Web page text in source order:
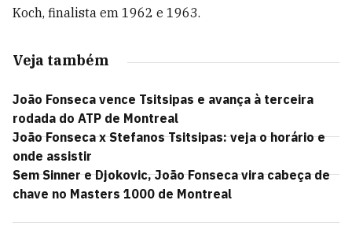
Koch, finalista em 1962 e 1963.
Veja também
João Fonseca vence Tsitsipas e avança à terceira
rodada do ATP de Montreal
João Fonseca x Stefanos Tsitsipas: veja o horário e
onde assistir
Sem Sinner e Djokovic, João Fonseca vira cabeça de
chave no Masters 1000 de Montreal